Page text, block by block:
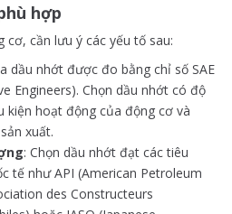
hợp
cơ, cần lưu ý các yếu tố sau:
dầu nhớt được đo bằng chỉ số SAE
Engineers). Chọn dầu nhớt có độ
kiện hoạt động của động cơ và
xuất.
: Chọn dầu nhớt đạt các tiêu
tế như API (American Petroleum
des Constructeurs